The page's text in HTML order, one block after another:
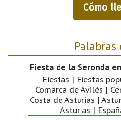
Cómo
Palabras
Fiesta de la Seronda
Fiestas | Fiestas
Comarca de Avilés |
Costa de Asturias |
Asturias |